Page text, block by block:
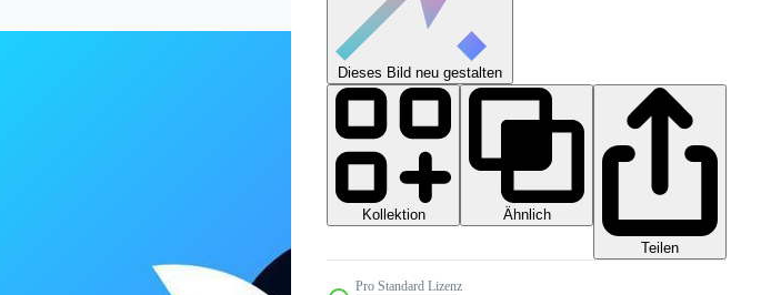
Dieses Bild neu gestalten
Kollektion
Ähnlich
Teilen
Pro Standard Lizenz